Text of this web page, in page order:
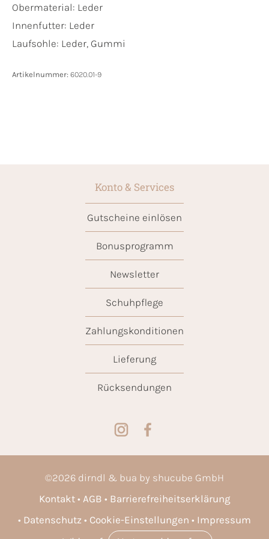
Obermaterial: Leder
Innenfutter: Leder
Laufsohle: Leder, Gummi
Artikelnummer: 6020.01-9
Konto & Services
Gutscheine einlösen
Bonusprogramm
Newsletter
Schuhpflege
Zahlungskonditionen
Lieferung
Rücksendungen
©2026 dirndl & bua by shucube GmbH
Kontakt
AGB
Barrierefreiheitserklärung
Datenschutz
Cookie-Einstellungen
Impressum